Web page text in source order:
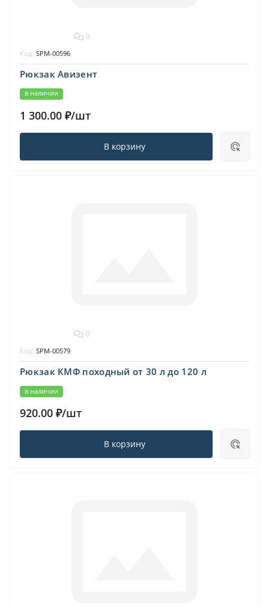
0
Рюкзак Авизент
в наличии
Код: SPM-00596
1 300.00 ₽/шт
В корзину
0
Рюкзак КМФ походный от 30 л до 120 л
в наличии
Код: SPM-00579
920.00 ₽/шт
В корзину